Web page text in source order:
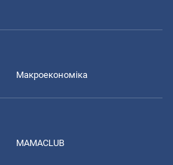
Макроекономіка
MAMACLUB